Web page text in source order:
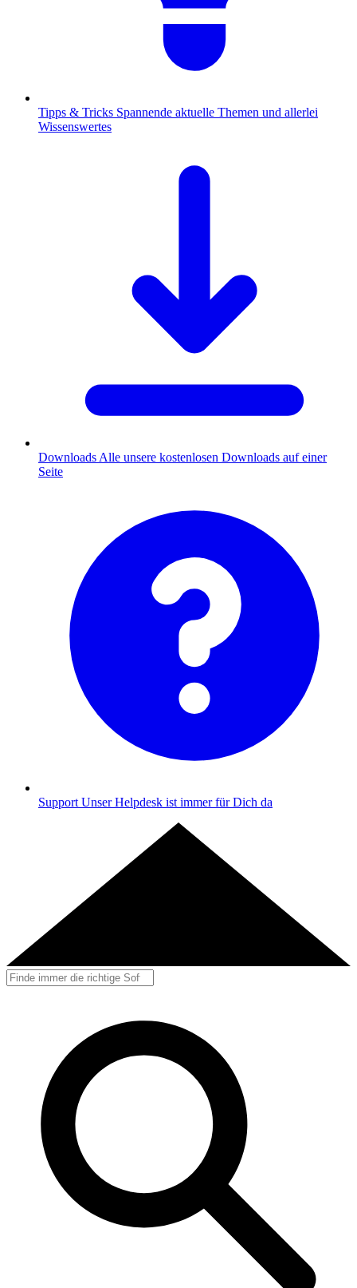
Tipps & Tricks Spannende aktuelle Themen und allerlei
Wissenswertes
Downloads Alle unsere kostenlosen Downloads auf einer
Seite
Support Unser Helpdesk ist immer für Dich da